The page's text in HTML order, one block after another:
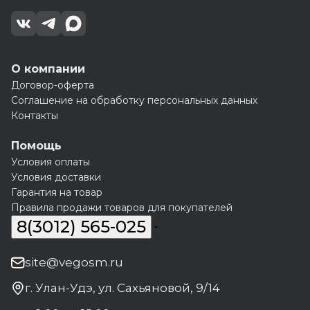
О компании
Договор-оферта
Соглашение на обработку персональных данных
Контакты
Помощь
Условия оплаты
Условия доставки
Гарантия на товар
Правила продажи товаров для покупателей
8(3012) 565-025
site@vegosm.ru
г. Улан-Удэ, ул. Сахьяновой, 9/14